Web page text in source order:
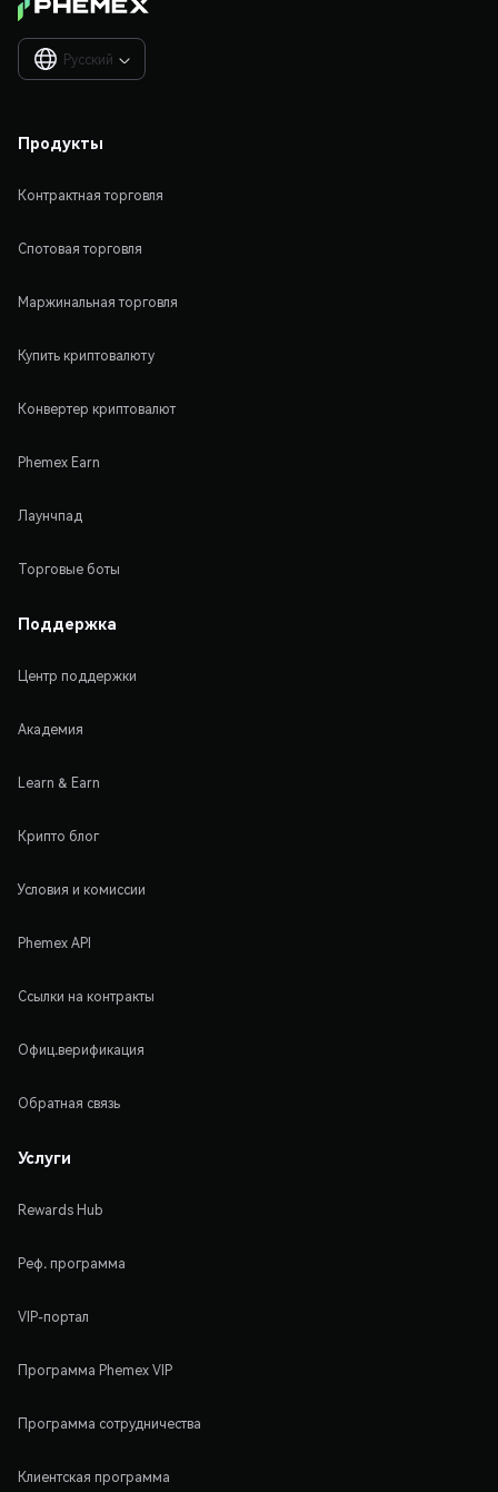
Русский 
Продукты
Контрактная торговля
Спотовая торговля
Маржинальная торговля
Купить криптовалюту
Конвертер криптовалют
Phemex Earn
Лаунчпад
Торговые боты
Поддержка
Центр поддержки
Академия
Learn & Earn
Крипто блог
Условия и комиссии
Phemex API
Ссылки на контракты
Офиц.верификация
Обратная связь
Услуги
Rewards Hub
Реф. программа
VIP-портал
Программа Phemex VIP
Программа сотрудничества
Клиентская программа